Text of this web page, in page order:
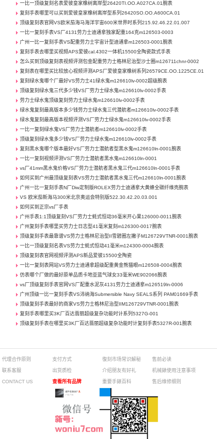
一比一顶级复刻名表爱彼皇家橡树离岸型26420TI.OO.A027CA.01腕表
复刻手表哪里可以买到爱彼皇家橡树离岸型系列26420SO.OO.A600CA.01
顶级复刻表官网VS欧米茄海马海洋宇宙600米世界时系列215.92.46.22.01.007
一比一复刻手表VS厂4131劳力士迪通拿独家配重164克m126503-0003
广州一比一复刻手表VS配重劳力士宇宙计型迪通拿m126503-0001腕表
复刻手表去哪里买视频APS爱彼cal.4302一体机15500全陶瓷款式手表
怎么买到顶级复刻表视频评测包金配重劳力士格林尼治型沙士圈m126711chnr-0002
复刻表在哪里买比较放心视频评测APS厂爱彼皇家橡树系列26579CE.OO.1225CE.01
复刻绿水鬼哪个厂最好VS劳力士41绿水鬼m126610lv-0002超级腕表
顶级复刻绿水鬼三代多少钱VS厂劳力士绿水鬼m126610lv-0002手表
劳力士绿水鬼顶级复刻劳力士绿水鬼m126610lv-0002手表
绿水鬼复刻最高版本多少钱劳力士绿水鬼三代潜航者m126610lv-0002手表
绿水鬼复刻最高版本视频评测VS厂劳力士绿水鬼m126610lv-0002手表
一比一复刻绿水鬼VS厂劳力士潜航者m126610lv-0002手表
顶级复刻绿水鬼多少钱VS厂劳力士绿水鬼m126610lv-0002手表
复刻黑水鬼哪个版本最好VS厂劳力士潜航者型黑水鬼m126610ln-0001腕表
一比一复刻视频评测VS厂劳力士潜航者黑水鬼m126610ln-0001
vs厂41mm黑水鬼价格VS厂劳力士潜航者黑水鬼三代m126610ln-0001手表
如何买到广州最顶级复刻表VS劳力士潜航者黑水鬼三代m126610ln-0001腕表
广州一比一复刻手表N厂Diw定制版ROLEX劳力士迪通拿大黄蜂全碳纤维壳腕表
VS 欧米茄新海马300米北京奥运会特别版522.30.42.20.03.001
如何买到正宗vs厂手表
广州手表1:1顶级复刻VS厂劳力士蚝式恒动36毫米开心果126000-0011腕表
广州复刻手表哪里买劳力士日志型41毫米复刻m126300-0017腕表
顶级复刻手表最靠谱VS劳力士格林尼治型II雪碧圈左撇子M126729VTNR-0001腕表
一比一顶级复刻名表VS劳力士蚝式恒动41毫米m124300-0004腕表
顶级复刻表官网视频评测APS新品爱彼15500全陶瓷
一比一复刻表网站VS劳力士迪通拿超级配重黄金熊猫眼m126508-0004腕表
仿表哪个厂做的最好原单品质卡地亚蓝气球女33毫米WE902066腕表
vs厂顶级复刻手表官网VS厂配重水泥灰4131劳力士迪通拿m126519ln-0006
广州顶级一比一复刻手表VS沛纳海Submersible Navy SEALS系列 PAM01669手表
顶级复刻手表最好的商家VS劳力士格林尼治型IIM126729VTNR-0001腕表
复刻手表哪里买3K厂百达翡丽超级复杂功能时计系列5327G-001
顶级复刻手表在哪里买3K厂百达翡丽超级复杂功能时计复刻手表5327R-001腕表
代理合作原则
联系客服
CONTACT US
支付方式
出货质检
查看所有品牌
復刻市场常识解秘
介绍朋友有好礼
重要手錶百科
售前必读
机械錶使用注意事项
售后维修细则